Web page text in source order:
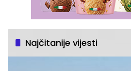
Najčitanije vijesti